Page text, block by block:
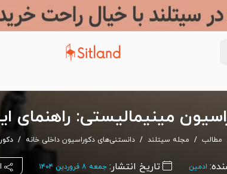
مینیمالیستی:
مطالب مجله سیتلند دانستنی‌های دکوراسیون داخلی خانه
ادمین تاریخ انتشار: جمعه ۸ فروردین ۱۴۰۴